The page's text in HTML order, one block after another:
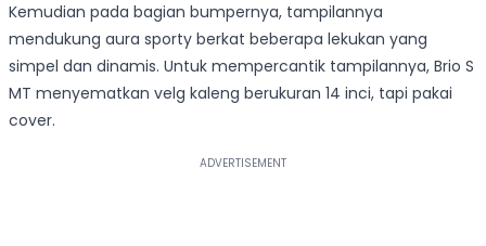
Kemudian pada bagian bumpernya, tampilannya
mendukung aura sporty berkat beberapa lekukan yang
simpel dan dinamis. Untuk mempercantik tampilannya, Brio S
MT menyematkan velg kaleng berukuran 14 inci, tapi pakai
cover.